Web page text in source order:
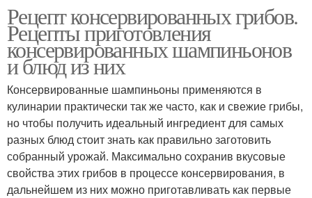
Рецепт консервированных грибов.
Рецепты приготовления
консервированных шампиньонов
и блюд из них
Консервированные шампиньоны применяются в
кулинарии практически так же часто, как и свежие грибы,
но чтобы получить идеальный ингредиент для самых
разных блюд стоит знать как правильно заготовить
собранный урожай. Максимально сохранив вкусовые
свойства этих грибов в процессе консервирования, в
дальнейшем из них можно приготавливать как первые